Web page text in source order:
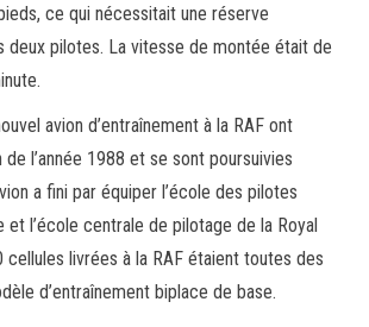
ce qui nécessitait une réserve
deux pilotes. La vitesse de montée était de
avion d’entraînement à la RAF ont
l’année 1988 et se sont poursuivies
a fini par équiper l’école des pilotes
et l’école centrale de pilotage de la Royal
cellules livrées à la RAF étaient toutes des
d’entraînement biplace de base.